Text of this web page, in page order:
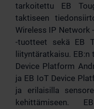
tarkoitettu EB
taktiseen
Wireless IP Network
-tuotteet sekä EB
liityntäratkaisu.
Device Platform
ja EB IoT Device
ja erilaisilla
kehittämiseen.